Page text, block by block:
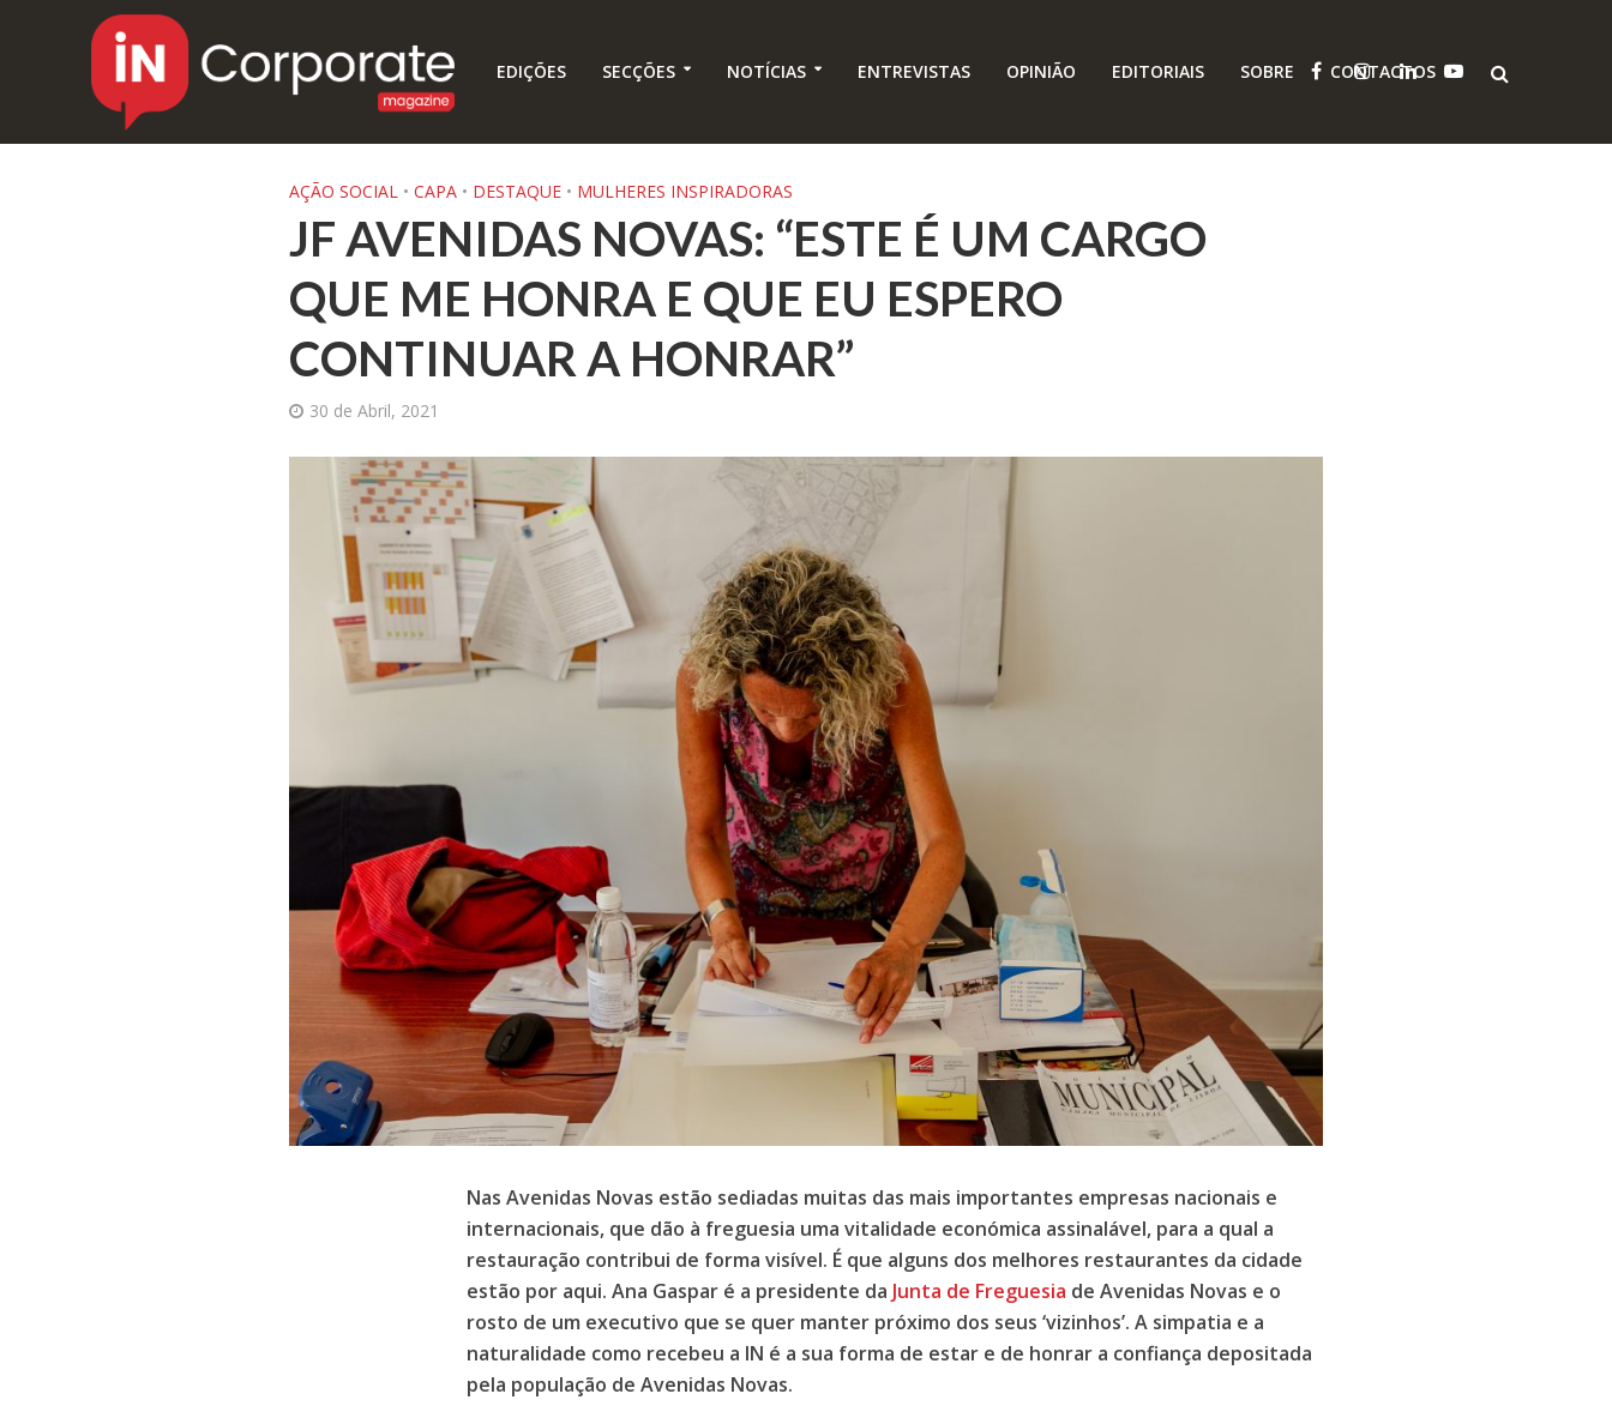
EDIÇÕES SECÇÕES NOTÍCIAS ENTREVISTAS OPINIÃO EDITORIAIS SOBRE CONTACTOS
AÇÃO SOCIAL • CAPA • DESTAQUE • MULHERES INSPIRADORAS
JF AVENIDAS NOVAS: “ESTE É UM CARGO
QUE ME HONRA E QUE EU ESPERO
CONTINUAR A HONRAR”
30 de Abril, 2021
Nas Avenidas Novas estão sediadas muitas das mais importantes empresas nacionais e
internacionais, que dão à freguesia uma vitalidade económica assinalável, para a qual a
restauração contribui de forma visível. É que alguns dos melhores restaurantes da cidade
estão por aqui. Ana Gaspar é a presidente da Junta de Freguesia de Avenidas Novas e o
rosto de um executivo que se quer manter próximo dos seus ‘vizinhos’. A simpatia e a
naturalidade como recebeu a IN é a sua forma de estar e de honrar a confiança depositada
pela população de Avenidas Novas.